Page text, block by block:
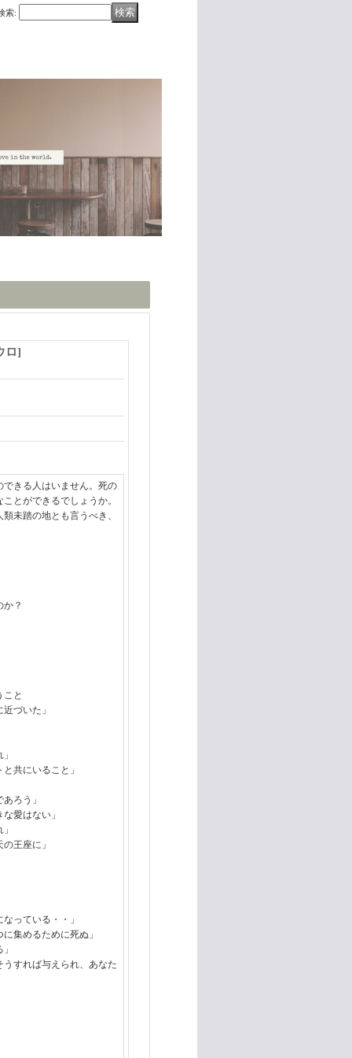
索:
ロ]
きる人はいません。死の
とができるでしょうか。
未踏の地とも言うべき、
？
と
づいた」
共にいること」
ろう」
愛はない」
王座に」
っている・・」
集めるために死ぬ」
すれば与えられ、あなた